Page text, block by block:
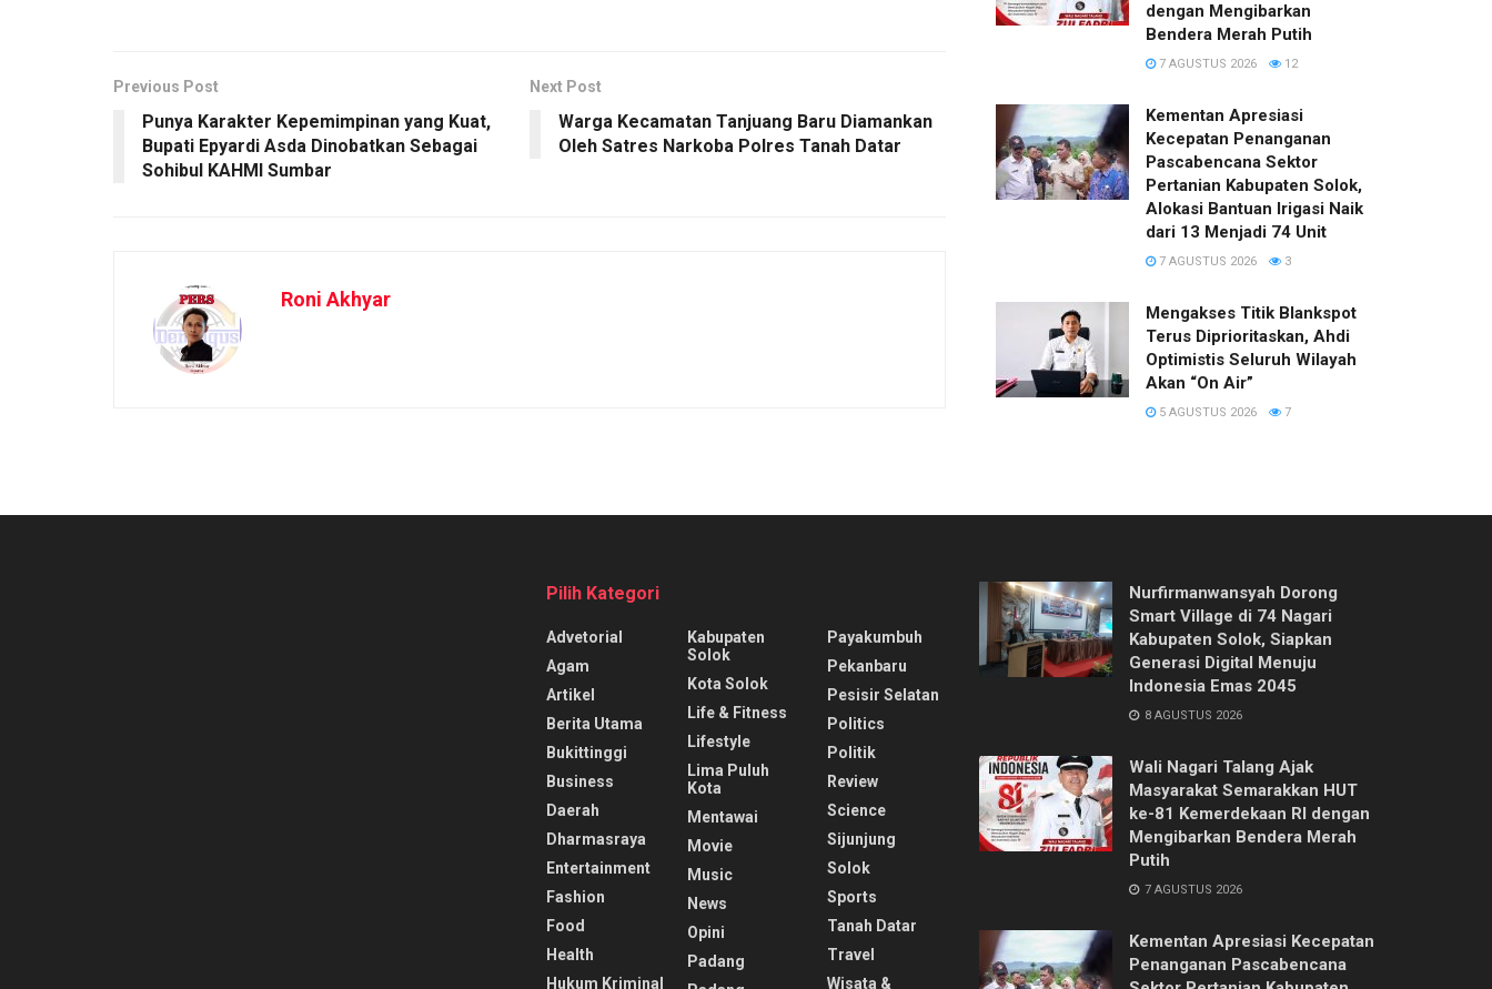
Previous Post
Punya Karakter Kepemimpinan yang Kuat,
Bupati Epyardi Asda Dinobatkan Sebagai
Sohibul KAHMI Sumbar
Next Post
Warga Kecamatan Tanjuang Baru Diamankan
Oleh Satres Narkoba Polres Tanah Datar
Roni Akhyar
dengan Mengibarkan
Bendera Merah Putih
7 AGUSTUS 2026 12
Kementan Apresiasi
Kecepatan Penanganan
Pascabencana Sektor
Pertanian Kabupaten Solok,
Alokasi Bantuan Irigasi Naik
dari 13 Menjadi 74 Unit
7 AGUSTUS 2026 3
Mengakses Titik Blankspot
Terus Diprioritaskan, Ahdi
Optimistis Seluruh Wilayah
Akan “On Air”
5 AGUSTUS 2026 7
Pilih Kategori
Advetorial
Agam
Artikel
Berita Utama
Bukittinggi
Business
Daerah
Dharmasraya
Entertainment
Fashion
Food
Health
Hukum Kriminal
Kabupaten
Solok
Kota Solok
Life & Fitness
Lifestyle
Lima Puluh
Kota
Mentawai
Movie
Music
News
Opini
Padang
Payakumbuh
Pekanbaru
Pesisir Selatan
Politics
Politik
Review
Science
Sijunjung
Solok
Sports
Tanah Datar
Travel
Wisata &
Nurfirmanwansyah Dorong
Smart Village di 74 Nagari
Kabupaten Solok, Siapkan
Generasi Digital Menuju
Indonesia Emas 2045
8 AGUSTUS 2026
Wali Nagari Talang Ajak
Masyarakat Semarakkan HUT
ke-81 Kemerdekaan RI dengan
Mengibarkan Bendera Merah
Putih
7 AGUSTUS 2026
Kementan Apresiasi Kecepatan
Penanganan Pascabencana